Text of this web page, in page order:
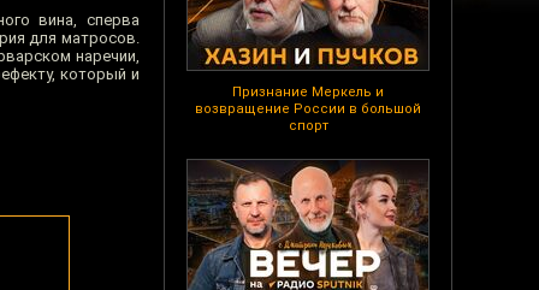
Признание Меркель и
возвращение России в большой
спорт
вина, сперва
для матросов.
наречии,
который и